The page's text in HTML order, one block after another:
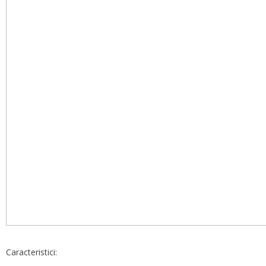
Caracteristici: